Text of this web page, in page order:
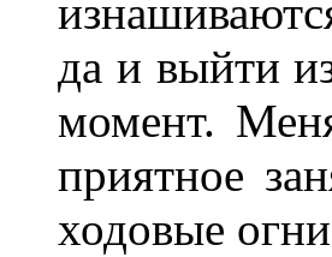
да и выйти
момент.
приятное
ходовые